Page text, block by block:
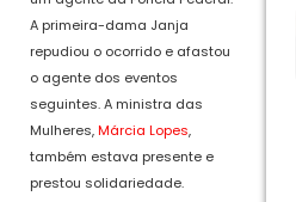
A primeira-dama Janja
repudiou o ocorrido e afastou
o agente dos eventos
seguintes. A ministra das
Mulheres,Márcia Lopes,
também estava presente e
prestou solidariedade.